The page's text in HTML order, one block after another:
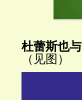
杜蕾斯也与
（ 见图）